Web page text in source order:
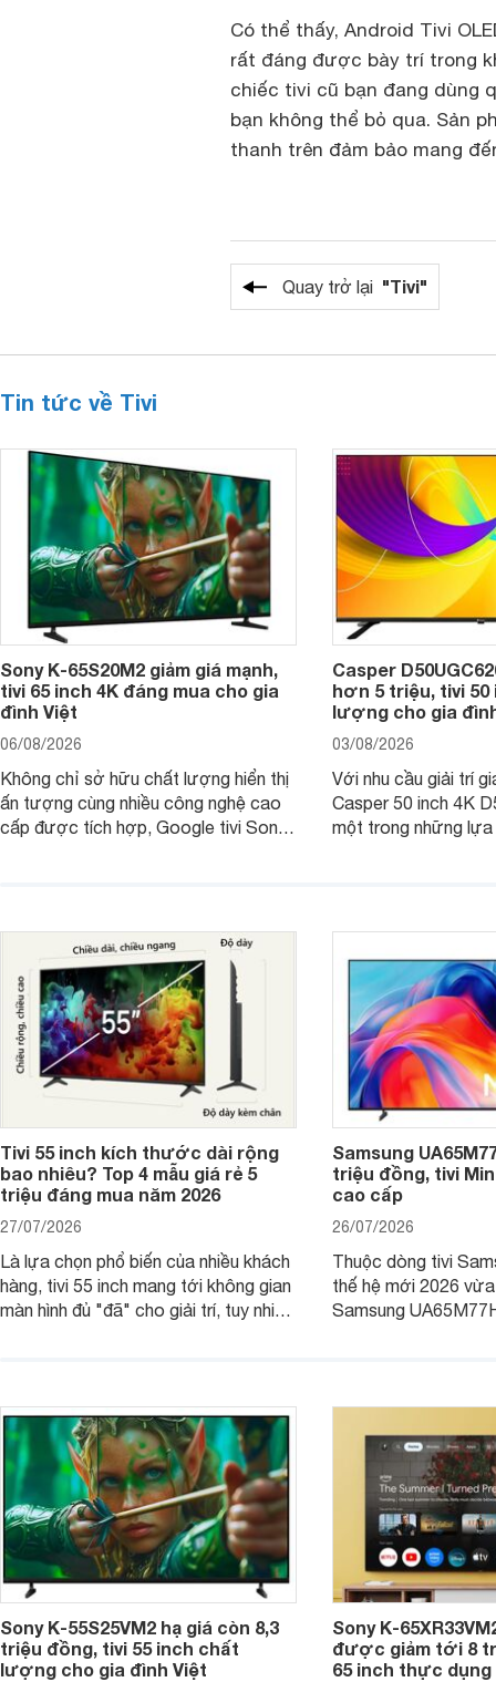
Có thể thấy, Android Tivi
rất đáng được bày trí trong
chiếc tivi cũ bạn đang dùng
bạn không thể bỏ qua. Sản
thanh trên đảm bảo mang
Quay trở lại "Tivi"
Tin tức về Tivi
Sony K-65S20M2 giảm giá mạnh,
tivi 65 inch 4K đáng mua cho gia
đình Việt
06/08/2026
Không chỉ sở hữu chất lượng hiển thị
ấn tượng cùng nhiều công nghệ cao
cấp được tích hợp, Google tivi Sony
Casper
hơn 5 triệu, tivi 50
lượng cho gia
03/08/2026
Với nhu cầu giải trí
Casper 50 inch 4K
một trong những lựa
Tivi 55 inch kích thước dài rộng
bao nhiêu? Top 4 mẫu giá rẻ 5
triệu đáng mua năm 2026
27/07/2026
Là lựa chọn phổ biến của nhiều khách
hàng, tivi 55 inch mang tới không gian
màn hình đủ "đã" cho giải trí, tuy nhiên
dùng cho phòng bao nhiêu m2?
Samsung
triệu đồng, tivi
cao cấp
26/07/2026
Thuộc dòng tivi
thế hệ mới 2026
Samsung
Sony K-55S25VM2 hạ giá còn 8,3
triệu đồng, tivi 55 inch chất
lượng cho gia đình Việt
Sony K-
được giảm tới 8
65 inch thực